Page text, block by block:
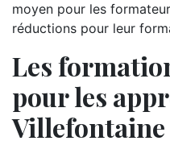
moyen pour les
réductions pour leur
Les
pour les
Villefontaine